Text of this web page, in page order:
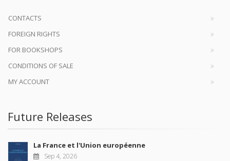
CONTACTS
FOREIGN RIGHTS
FOR BOOKSHOPS
CONDITIONS OF SALE
MY ACCOUNT
Future Releases
La France et l'Union européenne
Sep 4, 2026